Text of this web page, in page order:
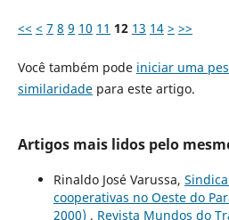
<< < 7 8 9 10 11 12 13 14 > >>
Você também pode iniciar uma
similaridadepara este artigo.
Artigos mais lidos pelo
Rinaldo José Varussa,
cooperativas no Oeste do
2000) , Revista Mundos do